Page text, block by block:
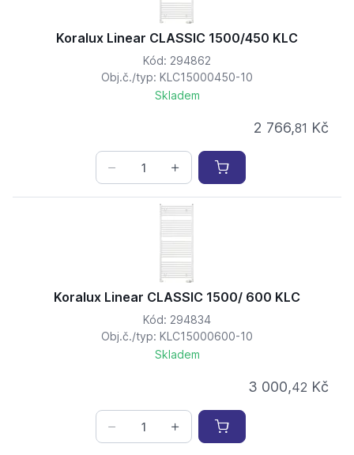
Koralux Linear CLASSIC 1500/450 KLC
Kód: 294862
Obj.č./typ: KLC15000450-10
Skladem
2 766,81 Kč
Koralux Linear CLASSIC 1500/ 600 KLC
Kód: 294834
Obj.č./typ: KLC15000600-10
Skladem
3 000,42 Kč